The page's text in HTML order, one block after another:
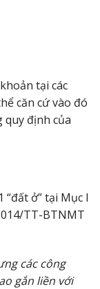
tại các
căn cứ vào đó
quy định của
ở” tại Mục I
TT-BTNMT
các công
gắn liền với